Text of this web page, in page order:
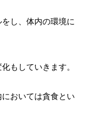
し、体内の環境に
もしていきます。
おいては貪食とい